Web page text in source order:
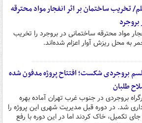
تخریب ساختمان بر اثر انفجار مواد محترقه
بروجرد
مواد محترقه ساختمانی در بروجرد را تخریب
بروجردی شکست؛ افتتاح پروژه مدفون شده
طلبان
بروجردی در جنوب غرب تهران آماده بهره
شد. در دوره قبل مدیریت شهری این پروژه را
جای تکمیل، خاک کردند اما در این دوره با رفع